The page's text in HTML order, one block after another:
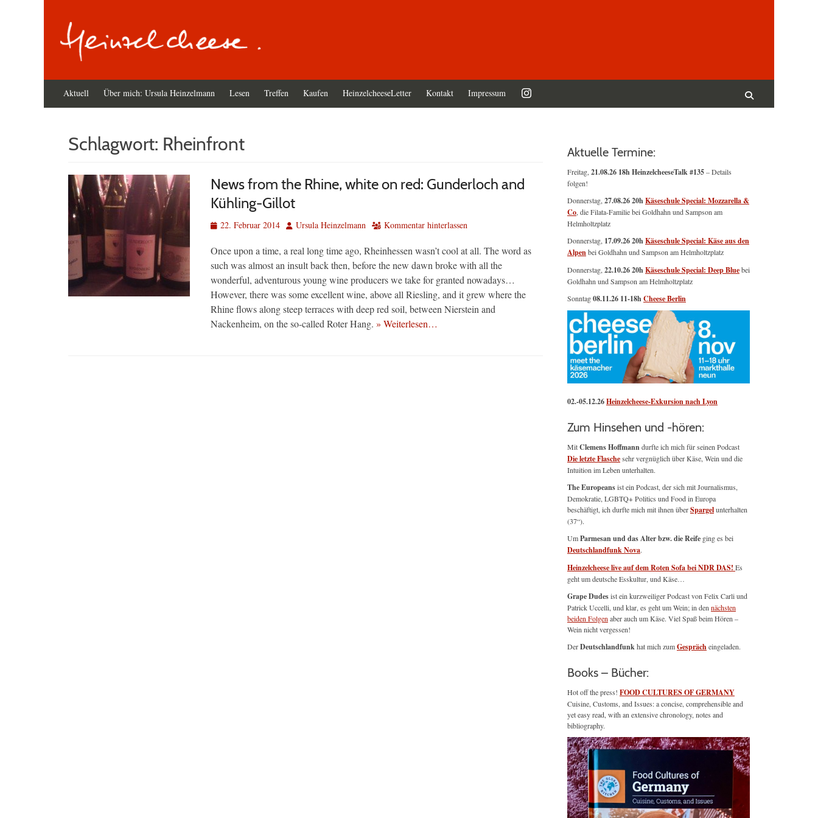
Primäres
Menü
Aktuell Über mich: Ursula Heinzelmann Lesen Treffen Kaufen HeinzelcheeseLetter Kontakt Impressum
Schlagwort: Rheinfront
News from the Rhine, white on red: Gunderloch and
Kühling-Gillot
Veröffentlicht
22. Februar 2014 AutorUrsula Heinzelmann Kommentar hinterlassen
Once upon a time, a real long time ago, Rheinhessen wasn’t cool at all. The word as
such was almost an insult back then, before the new dawn broke with all the
wonderful, adventurous young wine producers we take for granted nowadays…
However, there was some excellent wine, above all Riesling, and it grew where the
Rhine flows along steep terraces with deep red soil, between Nierstein and
Nackenheim, on the so-called Roter Hang. » Weiterlesen…
Aktuelle Termine:
Freitag, 21.08.26 18h HeinzelcheeseTalk #135– Details
folgen!
Donnerstag, 27.08.26 20hKäseschule Special: Mozzarella &
Co , die Filata-Familie bei Goldhahn und Sampson am
Helmholtzplatz
Donnerstag, 17.09.26 20hKäseschule Special: Käse aus den
Alpenbei Goldhahn und Sampson am Helmholtzplatz
Donnerstag, 22.10.26 20hKäseschule Special: Deep Bluebei
Goldhahn und Sampson am Helmholtzplatz
Sonntag08.11.26 11-18hCheese Berlin
02.-05.12.26Heinzelcheese-Exkursion nach Lyon
Zum Hinsehen und -hören:
MitClemens Hoffmanndurfte ich mich für seinen Podcast
Die letzte Flaschesehr vergnüglich über Käse, Wein und die
Intuition im Leben unterhalten.
The Europeansist ein Podcast, der sich mit Journalismus,
Demokratie, LGBTQ+ Politics und Food in Europa
beschäftigt, ich durfte mich mit ihnen überSpargelunterhalten
(37“).
UmParmesan und das Alter bzw. die Reife ging es bei
Deutschlandfunk Nova.
Heinzelcheese live auf dem Roten Sofa bei NDR DAS! Es
geht um deutsche Esskultur, und Käse…
Grape Dudesist ein kurzweiliger Podcast von Felix Carli und
Patrick Uccelli, und klar, es geht um Wein; in den nächsten
beiden Folgen aber auch um Käse. Viel Spaß beim Hören –
Wein nicht vergessen!
DerDeutschlandfunkhat mich zumGesprächeingeladen.
Books – Bücher:
Hot off the press! FOOD CULTURES OF GERMANY
Cuisine, Customs, and Issues: a concise, comprehensible and
yet easy read, with an extensive chronology, notes and
bibliography.